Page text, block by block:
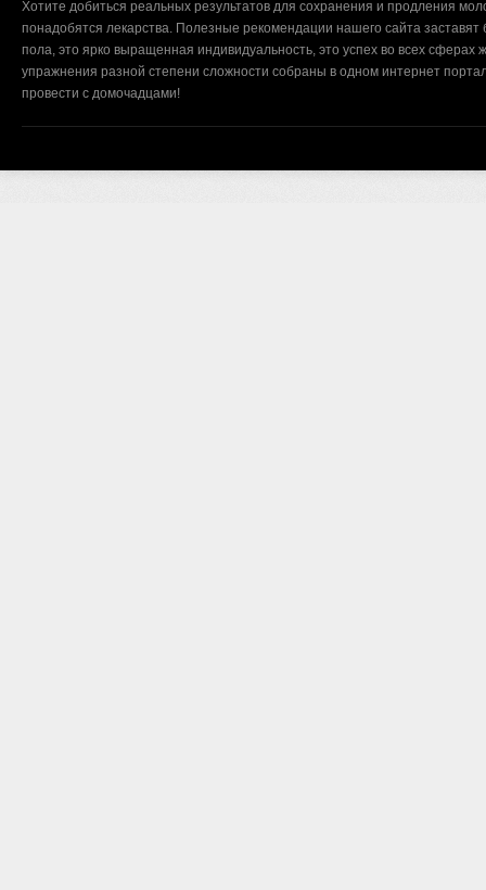
Хотите добиться реальных результатов для сохранения и продления
понадобятся лекарства. Полезные рекомендации нашего сайта
пола, это ярко выращенная индивидуальность, это успех во всех
упражнения разной степени сложности собраны в одном интернет
провести с домочадцами!